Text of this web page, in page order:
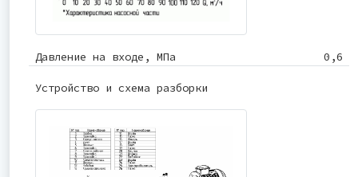
Давление на входе, МПа 0,6
Устройство и схема разборки